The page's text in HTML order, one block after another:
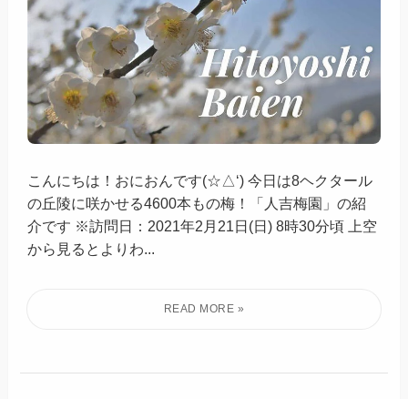
こんにちは！おにおんです(☆△‘) 今日は8ヘクタール
の丘陵に咲かせる4600本もの梅！「人吉梅園」の紹
介です ※訪問日：2021年2月21日(日) 8時30分頃 上空
から見るとよりわ...